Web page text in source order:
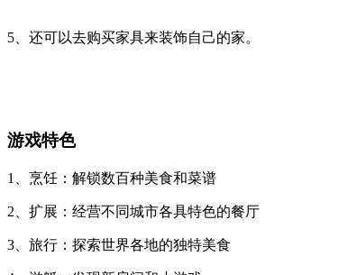
5、还可以去购买家具来装饰自己的家。
游戏特色
1、烹饪：解锁数百种美食和菜谱
2、扩展：经营不同城市各具特色的餐厅
3、旅行：探索世界各地的独特美食